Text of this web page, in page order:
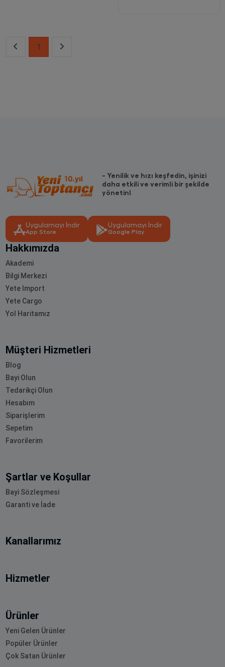
1
- Yenilik ve hızı keşfedin, işinizi
daha etkili ve verimli bir şekilde
yönetin!
Uygulamayı İndir
App Store
Uygulamayı İndir
Google Play
Hakkımızda
Akademi
Bilgi Merkezi
Yete Import
Yete Cargo
Yol Haritamız
Müşteri Hizmetleri
Blog
Bayi Olun
Tedarikçi Olun
Hesabım
Siparişlerim
Sepetim
Favorilerim
Şartlar ve Koşullar
Bayi Sözleşmesi
Garanti ve İade
Kanallarımız
Hizmetler
Ürünler
Yeni Gelen Ürünler
Popüler Ürünler
Çok Satan Ürünler